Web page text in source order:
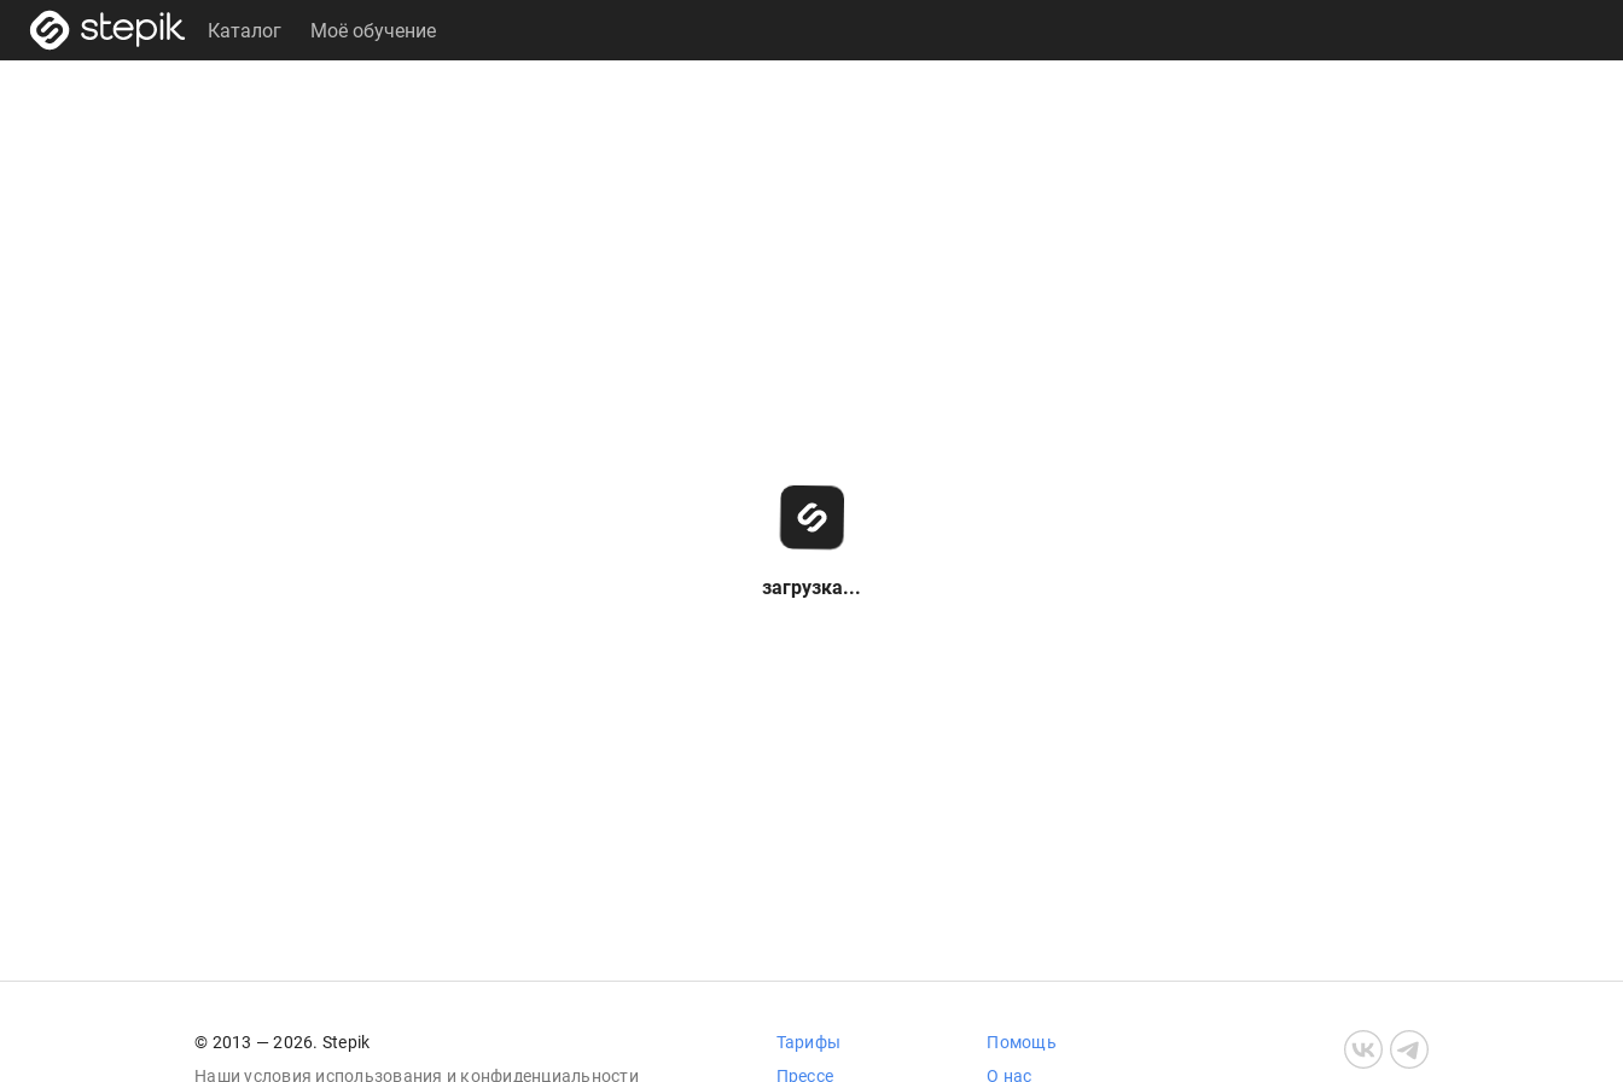
Каталог Моё обучение
загрузка...
© 2013 — 2026. Stepik
Наши условия использования и конфиденциальности
Тарифы
Прессе
Помощь
О нас